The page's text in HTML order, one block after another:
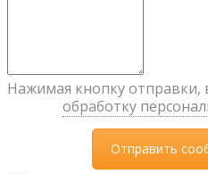
Нажимая кнопку отправки,
обработку